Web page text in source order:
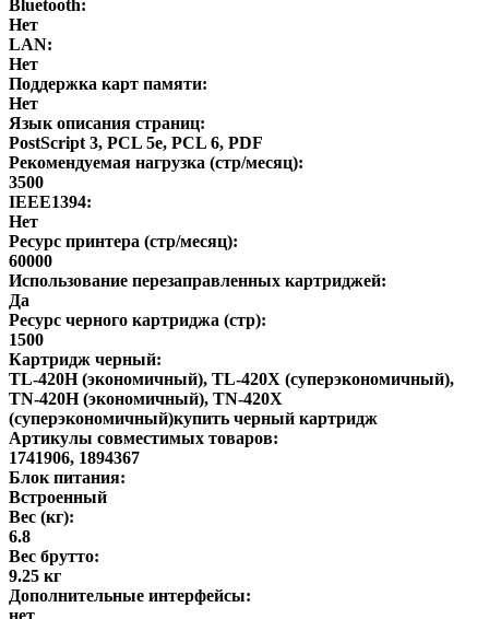
Bluetooth:
Нет
LAN:
Нет
Поддержка карт памяти:
Нет
Язык описания страниц:
PostScript 3, PCL 5e, PCL 6, PDF
Рекомендуемая нагрузка (стр/месяц):
3500
IEEE1394:
Нет
Ресурс принтера (стр/месяц):
60000
Использование перезаправленных картриджей:
Да
Ресурс черного картриджа (стр):
1500
Картридж черный:
TL-420H (экономичный), TL-420X (суперэкономичный),
TN-420H (экономичный), TN-420X
(суперэкономичный)купить черный картридж
Артикулы совместимых товаров:
1741906, 1894367
Блок питания:
Встроенный
Вес (кг):
6.8
Вес брутто:
9.25 кг
Дополнительные интерфейсы:
нет